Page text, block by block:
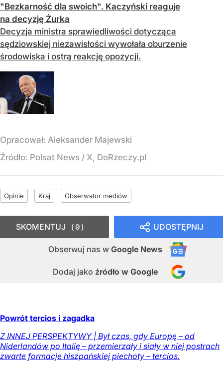
"Bezkarność dla swoich". Kaczyński reaguje
na decyzję Żurka
Decyzja ministra sprawiedliwości dotycząca
sędziowskiej niezawisłości wywołała oburzenie
środowiska i ostrą reakcję opozycji.
Opracował: Aleksander Majewski
Źródło: Polsat News / X, DoRzeczy.pl
Opinie Kraj Obserwator mediów
UDOSTĘPNIJ
Obserwuj nas w Google News
Dodaj jako źródło w Google
SKOMENTUJ 9
Powrót tercios i zagadka
Z INNEJ PERSPEKTYWY | Był czas, gdy Europę – od
Niderlandów po Italię – przemierzały i siały w niej postrach
zwarte formacje hiszpańskiej piechoty – tercios.